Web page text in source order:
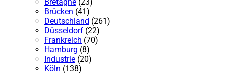
Brücken (41)
Deutschland (261)
Düsseldorf (22)
Frankreich (70)
Hamburg (8)
Industrie (20)
Köln (138)